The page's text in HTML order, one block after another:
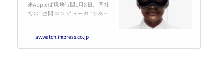
米Appleは現地時間1月8日、同社
初の“空間コンピュータ”である
予約は1月19日から受け付ける。
なお、現時点で同製品は全米のAp
av.watch.impress.co.jp